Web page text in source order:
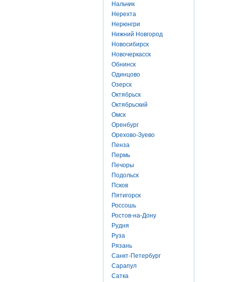
Нальчик
Нерехта
Нерюнгри
Нижний Новгород
Новосибирск
Новочеркасск
Обнинск
Одинцово
Озерск
Октябрьск
Октябрьский
Омск
Оренбург
Орехово-Зуево
Пенза
Пермь
Печоры
Подольск
Псков
Пятигорск
Россошь
Ростов-на-Дону
Рудня
Руза
Рязань
Санкт-Петербург
Сарапул
Сатка